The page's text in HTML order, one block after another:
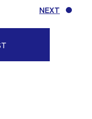
NEXT